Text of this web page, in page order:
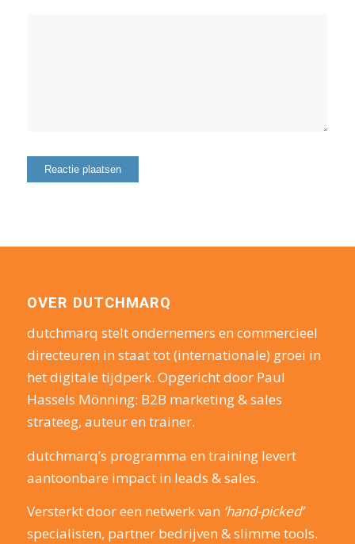
OVER DUTCHMARQ
dutchmarq stelt ondernemers en commercieel
directeuren in staat tot (internationale) groei in
het digitale tijdperk. Opgericht door Paul
Hassels Mönning: B2B marketing & sales
strateeg, auteur en trainer.
dutchmarq’s programma en training levert
aantoonbare impact in leads & sales.
Versterkt door een netwerk van ‘hand-picked’
specialisten, partner bedrijven & slimme tools.